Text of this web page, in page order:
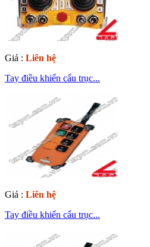
Giá : Liên hệ
Tay điều khiển cẩu trục...
Giá : Liên hệ
Tay điều khiển cẩu trục...